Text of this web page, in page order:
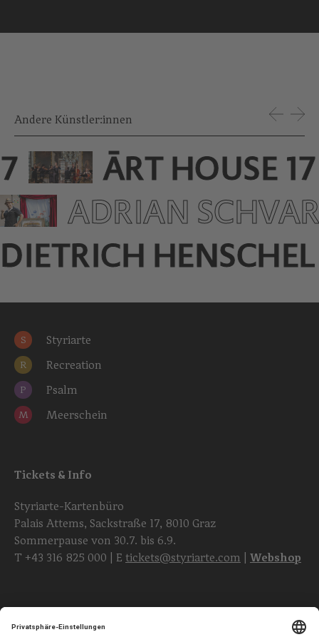
Andere Künstler:innen
ĀRT HOUSE 17
ADRIAN
DIETRICH HENSCHEL
S Styriarte
R Recreation
P Psalm
M Meerschein
Tickets & Info
Styriarte-Kartenbüro
Palais Attems, Sackstraße 17, 8010 Graz
Sommerpause von 30.7. bis 6.9.
T +43 316 825 000 | E tickets@styriarte.com Webshop